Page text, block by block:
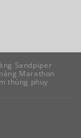
Sandpiper
Marathon
thùng phuy